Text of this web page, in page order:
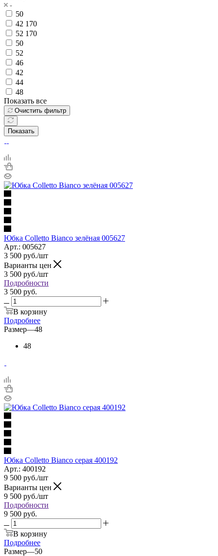
50
42 170
52 170
50
52
46
42
44
48
Показать все
Очистить фильтр
Показать
Юбка Colletto Bianco зелёная 005627
Арт.: 005627
3 500 руб./шт
Варианты цен
3 500 руб./шт
Подробности
3 500 руб.
В корзину
Подробнее
Размер—48
48
Юбка Colletto Bianco серая 400192
Арт.: 400192
9 500 руб./шт
Варианты цен
9 500 руб./шт
Подробности
9 500 руб.
В корзину
Подробнее
Размер—50